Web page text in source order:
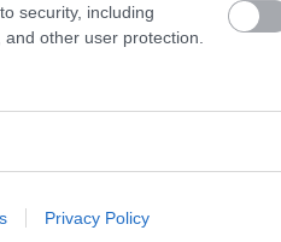
security, including
other user protection.
Privacy Policy